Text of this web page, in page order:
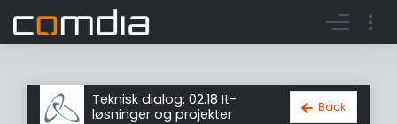
Go to login Register account
Teknisk dialog: 02.18 It-
løsninger og projekter
Back